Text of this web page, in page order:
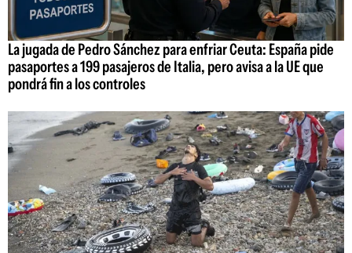
La jugada de Pedro Sánchez para enfriar Ceuta: España pide
pasaportes a 199 pasajeros de Italia, pero avisa a la UE que
pondrá fin a los controles